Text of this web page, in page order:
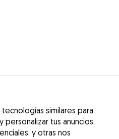
similares para
tus anuncios.
y otras nos